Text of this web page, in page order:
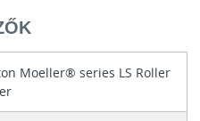
Moeller® series LS Roller